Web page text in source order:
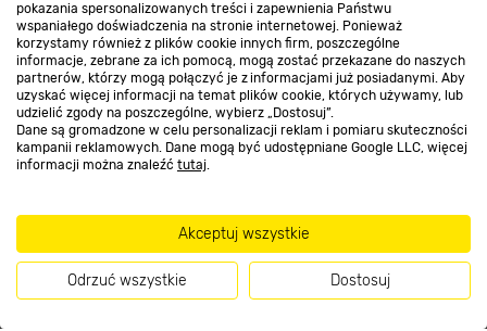
pokazania spersonalizowanych treści i zapewnienia Państwu
wspaniałego doświadczenia na stronie internetowej. Ponieważ
korzystamy również z plików cookie innych firm, poszczególne
informacje, zebrane za ich pomocą, mogą zostać przekazane do naszych
partnerów, którzy mogą połączyć je z informacjami już posiadanymi. Aby
uzyskać więcej informacji na temat plików cookie, których używamy, lub
udzielić zgody na poszczególne, wybierz „Dostosuj”.
Dane są gromadzone w celu personalizacji reklam i pomiaru skuteczności
kampanii reklamowych. Dane mogą być udostępniane Google LLC, więcej
informacji można znaleźć tutaj.
Akceptuj wszystkie
Odrzuć wszystkie Dostosuj
Strefa biznesu
Dołącz do nas